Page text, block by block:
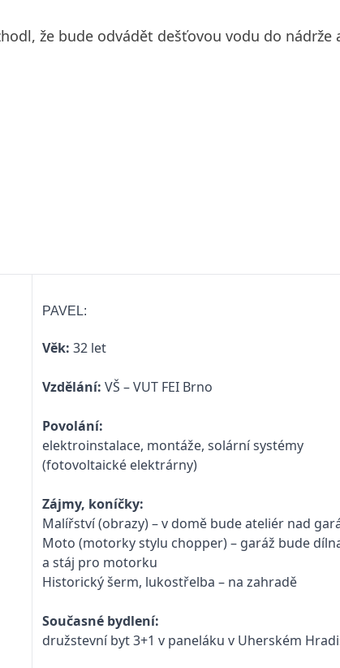
že bude odvádět dešťovou vodu do nádrže
PAVEL:
Věk: 32 let
Vzdělání: VŠ – VUT FEI Brno
Povolání:
elektroinstalace, montáže, solární systémy
(fotovoltaické elektrárny)
Zájmy, koníčky:
Malířství (obrazy) – v domě bude ateliér nad
Moto (motorky stylu chopper) – garáž bude
a stáj pro motorku
Historický šerm, lukostřelba – na zahradě
Současné bydlení:
družstevní byt 3+1 v paneláku v Uherském